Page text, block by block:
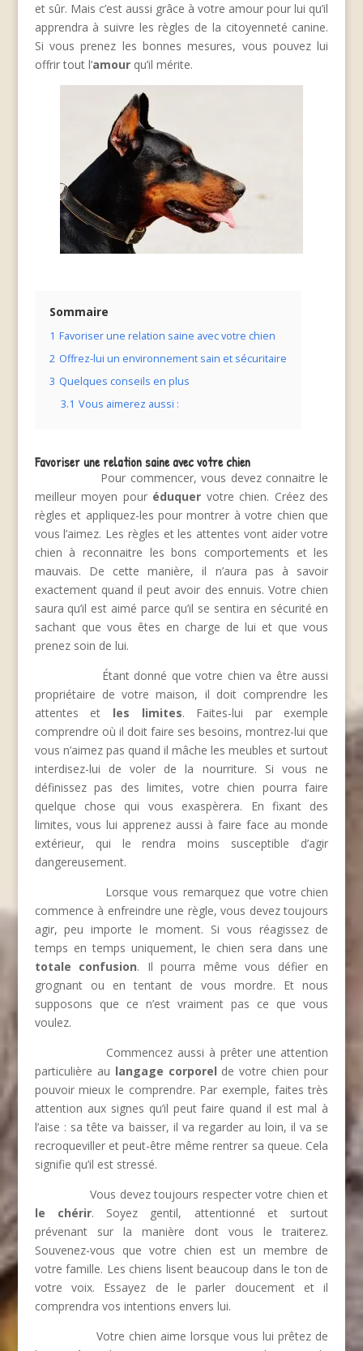
et sûr. Mais c’est aussi grâce à votre amour pour lui qu’il
apprendra à suivre les règles de la citoyenneté canine.
Si vous prenez les bonnes mesures, vous pouvez lui
offrir tout l’amour qu’il mérite.
Sommaire
1 Favoriser une relation saine avec votre chien
2 Offrez-lui un environnement sain et sécuritaire
3 Quelques conseils en plus
3.1 Vous aimerez aussi :
Favoriser une relation saine avec votre chien
Pour commencer, vous devez connaitre le
meilleur moyen pour éduquer votre chien. Créez des
règles et appliquez-les pour montrer à votre chien que
vous l’aimez. Les règles et les attentes vont aider votre
chien à reconnaitre les bons comportements et les
mauvais. De cette manière, il n’aura pas à savoir
exactement quand il peut avoir des ennuis. Votre chien
saura qu’il est aimé parce qu’il se sentira en sécurité en
sachant que vous êtes en charge de lui et que vous
prenez soin de lui.
Étant donné que votre chien va être aussi
propriétaire de votre maison, il doit comprendre les
attentes et les limites. Faites-lui par exemple
comprendre où il doit faire ses besoins, montrez-lui que
vous n’aimez pas quand il mâche les meubles et surtout
interdisez-lui de voler de la nourriture. Si vous ne
définissez pas des limites, votre chien pourra faire
quelque chose qui vous exaspèrera. En fixant des
limites, vous lui apprenez aussi à faire face au monde
extérieur, qui le rendra moins susceptible d’agir
dangereusement.
Lorsque vous remarquez que votre chien
commence à enfreindre une règle, vous devez toujours
agir, peu importe le moment. Si vous réagissez de
temps en temps uniquement, le chien sera dans une
totale confusion. Il pourra même vous défier en
grognant ou en tentant de vous mordre. Et nous
supposons que ce n’est vraiment pas ce que vous
voulez.
Commencez aussi à prêter une attention
particulière au langage corporel de votre chien pour
pouvoir mieux le comprendre. Par exemple, faites très
attention aux signes qu’il peut faire quand il est mal à
l’aise : sa tête va baisser, il va regarder au loin, il va se
recroqueviller et peut-être même rentrer sa queue. Cela
signifie qu’il est stressé.
Vous devez toujours respecter votre chien et
le chérir. Soyez gentil, attentionné et surtout
prévenant sur la manière dont vous le traiterez.
Souvenez-vous que votre chien est un membre de
votre famille. Les chiens lisent beaucoup dans le ton de
votre voix. Essayez de le parler doucement et il
comprendra vos intentions envers lui.
Votre chien aime lorsque vous lui prêtez de